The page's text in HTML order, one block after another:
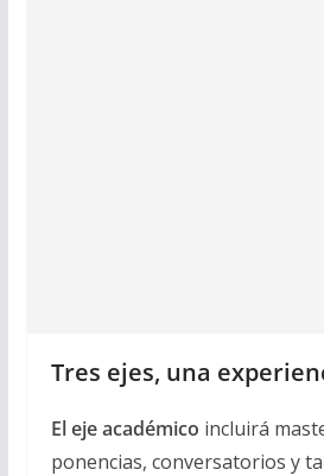
Tres ejes, una
El eje académico incluirá
ponencias, conversatorios y